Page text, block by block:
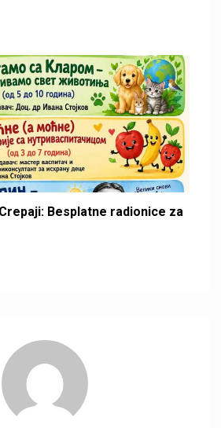
Besplatne radionice za